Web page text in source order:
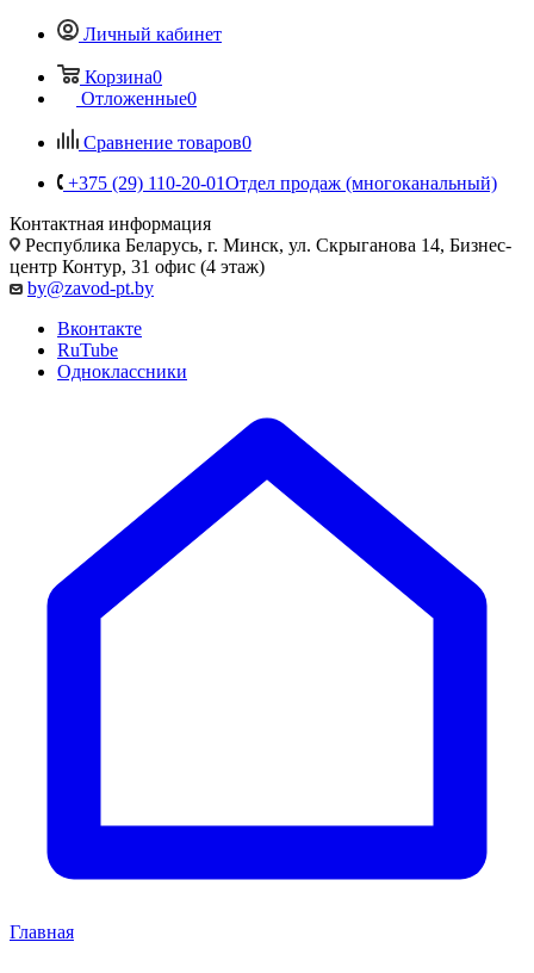
Личный кабинет
Корзина0
Отложенные0
Сравнение товаров0
+375 (29) 110-20-01Отдел продаж (многоканальный)
Контактная информация
Республика Беларусь, г. Минск, ул. Скрыганова 14, Бизнес-
центр Контур, 31 офис (4 этаж)
by@zavod-pt.by
Вконтакте
RuTube
Одноклассники
Главная